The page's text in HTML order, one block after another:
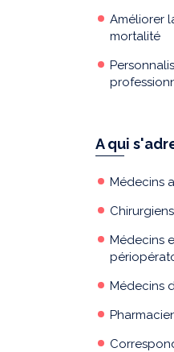
Améliorer
mortalité
A qui
Médecins
Médecins
Médecins